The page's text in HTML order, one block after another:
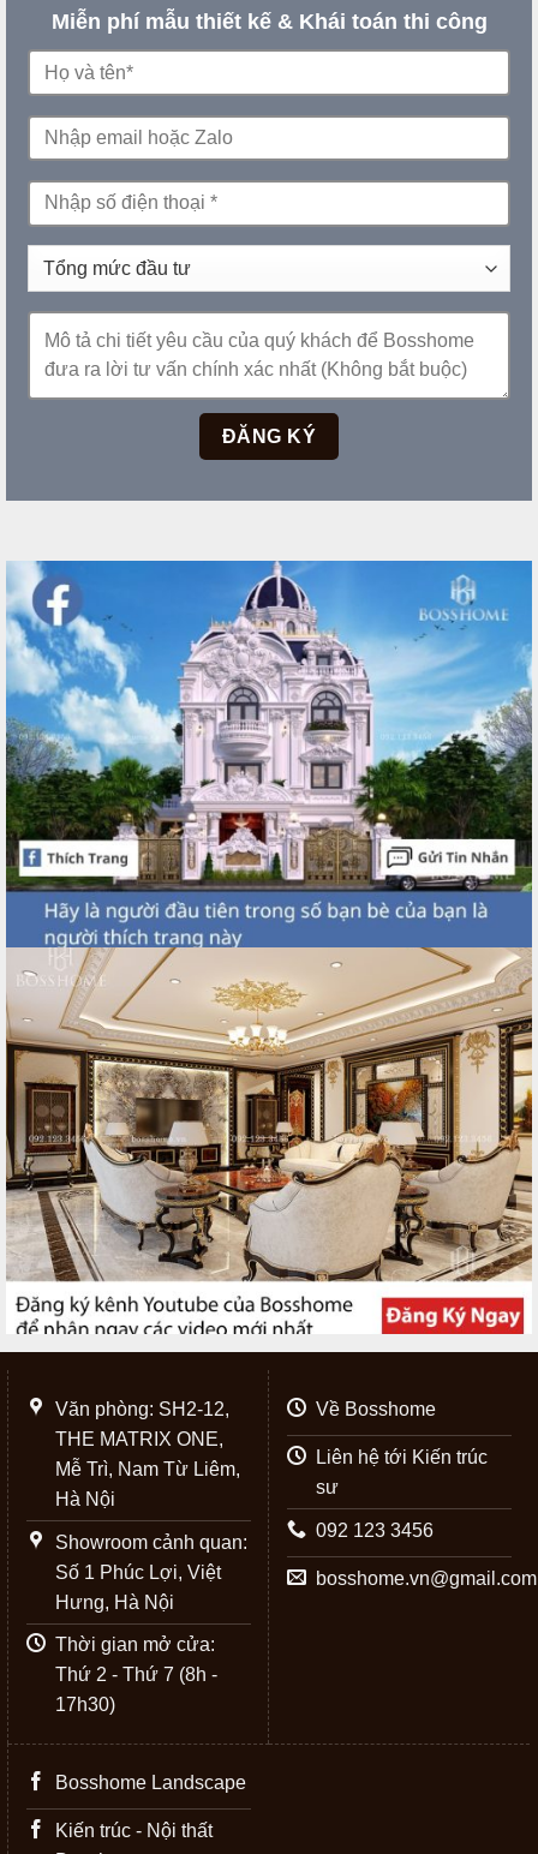
Miễn phí mẫu thiết kế & Khái toán thi công
Văn phòng: SH2-12,
THE MATRIX ONE,
Mễ Trì, Nam Từ Liêm,
Hà Nội
Showroom cảnh quan:
Số 1 Phúc Lợi, Việt
Hưng, Hà Nội
Thời gian mở cửa:
Thứ 2 - Thứ 7 (8h -
17h30)
Về Bosshome
Liên hệ tới Kiến trúc
sư
092 123 3456
bosshome.vn@gmail.com
Bosshome Landscape
Kiến trúc - Nội thất